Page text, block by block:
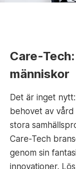
Care-
människor
Det är inget
behovet av
stora
Care-Tech
genom sin
innovationer.